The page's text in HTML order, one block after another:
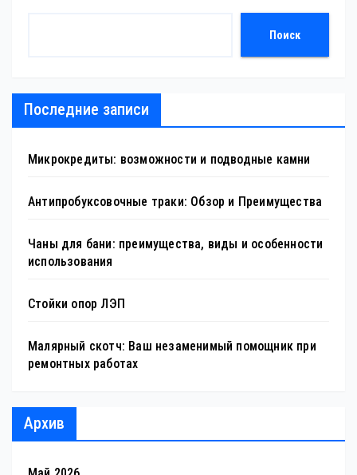
Поиск
Последние записи
Микрокредиты: возможности и подводные камни
Антипробуксовочные траки: Обзор и Преимущества
Чаны для бани: преимущества, виды и особенности
использования
Стойки опор ЛЭП
Малярный скотч: Ваш незаменимый помощник при
ремонтных работах
Архив